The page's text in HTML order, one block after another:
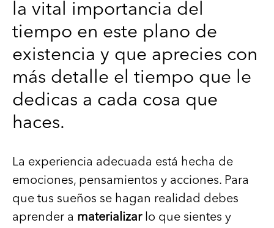
la vital importancia del
tiempo en este plano de
existencia y que aprecies con
más detalle el tiempo que le
dedicas a cada cosa que
haces.
La experiencia adecuada está hecha de
emociones, pensamientos y acciones. Para
que tus sueños se hagan realidad debes
aprender a materializarlo que sientes y